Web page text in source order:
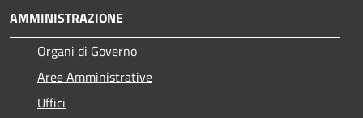
AMMINISTRAZIONE
Organi di Governo
Aree Amministrative
Uffici